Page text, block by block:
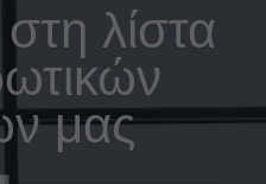
λίστα
μας